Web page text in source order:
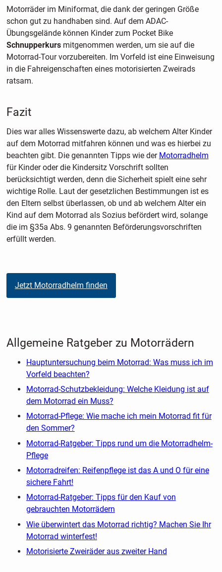
Motorräder im Miniformat, die dank der geringen Größe
schon gut zu handhaben sind. Auf dem ADAC-
Übungsgelände können Kinder zum Pocket Bike
Schnupperkursmitgenommen werden, um sie auf die
Motorrad-Tour vorzubereiten. Im Vorfeld ist eine Einweisung
in die Fahreigenschaften eines motorisierten Zweirads
ratsam.
Fazit
Dies war alles Wissenswerte dazu, ab welchem Alter Kinder
auf dem Motorrad mitfahren können und was es hierbei zu
beachten gibt. Die genannten Tipps wie der Motorradhelm
für Kinder oder die Kindersitz Vorschrift sollten
berücksichtigt werden, denn die Sicherheit spielt eine sehr
wichtige Rolle. Laut der gesetzlichen Bestimmungen ist es
den Eltern selbst überlassen, ob und ab welchem Alter ein
Kind auf dem Motorrad als Sozius befördert wird, solange
die im §35a Abs. 9 genannten Beförderungsvorschriften
erfüllt werden.
Jetzt Motorradhelm finden
Allgemeine Ratgeber zu Motorrädern
Hauptuntersuchung beim Motorrad: Was muss ich im
Vorfeld beachten?
Motorrad-Schutzbekleidung: Welche Kleidung ist auf
dem Motorrad ein Muss?
Motorrad-Pflege: Wie mache ich mein Motorrad fit für
den Sommer?
Motorrad-Ratgeber: Tipps rund um die Motorradhelm-
Pflege
Motorradreifen: Reifenpflege ist das A und O für eine
sichere Fahrt!
Motorrad-Ratgeber: Tipps für den Kauf von
gebrauchten Motorrädern
Wie überwintert das Motorrad richtig? Machen Sie Ihr
Motorrad winterfest!
Motorisierte Zweiräder aus zweiter Hand